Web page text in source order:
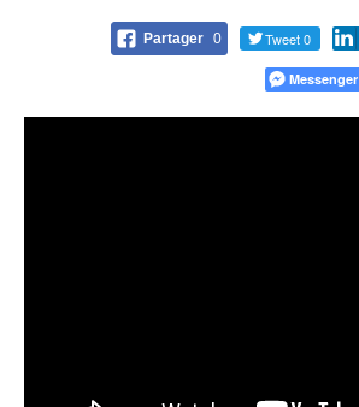
Partager 0 Tweet 0
Messenger